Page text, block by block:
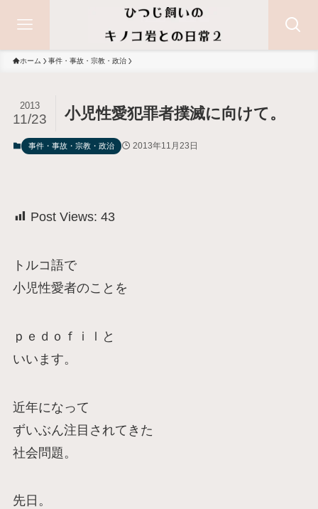
ホーム 事件・事故・宗教・政治
小児性愛犯罪者撲滅に向けて。
2013
11/23
事件・事故・宗教・政治 2013年11月23日
Post Views: 43
トルコ語で
小児性愛者のことを
ｐｅｄｏｆｉｌと
いいます。
近年になって
ずいぶん注目されてきた
社会問題。
先日。